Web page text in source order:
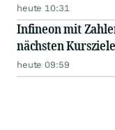
heute 10:31
Infineon mit
nächsten Kursziele
heute 09:59